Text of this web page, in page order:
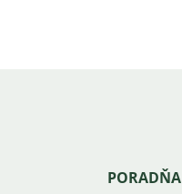
PORADŇA